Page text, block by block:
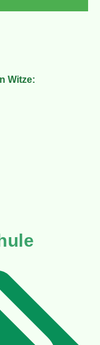
Witze: